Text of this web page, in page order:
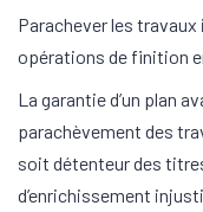
Parachever les travaux
opérations de finition
La garantie d’un plan
parachèvement des
soit détenteur des
d’enrichissement